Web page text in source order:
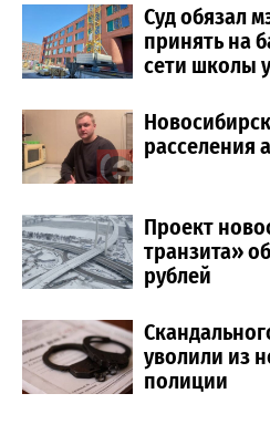
Cуд обязал
принять на
сети школы
расселения
Проект
транзита»
рублей
уволили из
полиции